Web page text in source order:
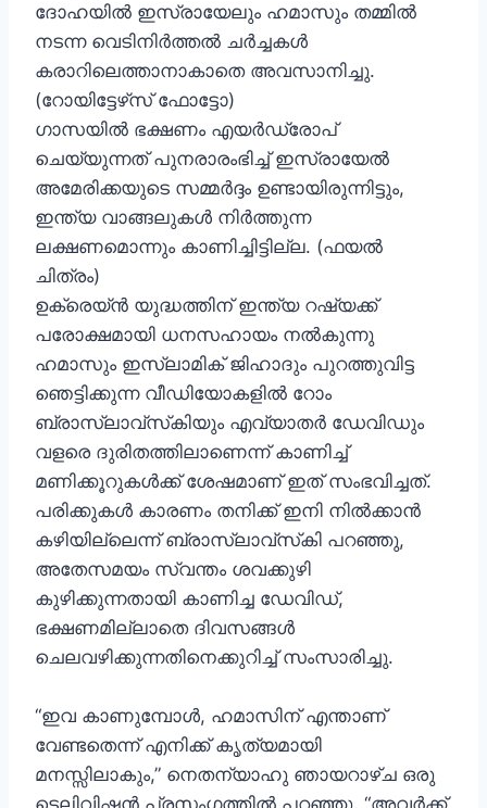
ദോഹയിൽ ഇസ്രായേലും ഹമാസും തമ്മിൽ
നടന്ന വെടിനിർത്തൽ ചർച്ചകൾ
കരാറിലെത്താനാകാതെ അവസാനിച്ചു.
(റോയിട്ടേഴ്‌സ് ഫോട്ടോ)
ഗാസയിൽ ഭക്ഷണം എയർഡ്രോപ്
ചെയ്യുന്നത് പുനരാരംഭിച്ച് ഇസ്രായേൽ
അമേരിക്കയുടെ സമ്മർദ്ദം ഉണ്ടായിരുന്നിട്ടും,
ഇന്ത്യ വാങ്ങലുകൾ നിർത്തുന്ന
ലക്ഷണമൊന്നും കാണിച്ചിട്ടില്ല. (ഫയൽ
ചിത്രം)
ഉക്രെയ്ൻ യുദ്ധത്തിന് ഇന്ത്യ റഷ്യക്ക്
പരോക്ഷമായി ധനസഹായം നൽകുന്നു
ഹമാസും ഇസ്ലാമിക് ജിഹാദും പുറത്തുവിട്ട
ഞെട്ടിക്കുന്ന വീഡിയോകളിൽ റോം
ബ്രാസ്ലാവ്‌സ്‌കിയും എവ്യാതർ ഡേവിഡും
വളരെ ദുരിതത്തിലാണെന്ന് കാണിച്ച്
മണിക്കൂറുകൾക്ക് ശേഷമാണ് ഇത് സംഭവിച്ചത്.
പരിക്കുകൾ കാരണം തനിക്ക് ഇനി നിൽക്കാൻ
കഴിയില്ലെന്ന് ബ്രാസ്ലാവ്‌സ്‌കി പറഞ്ഞു,
അതേസമയം സ്വന്തം ശവക്കുഴി
കുഴിക്കുന്നതായി കാണിച്ച ഡേവിഡ്,
ഭക്ഷണമില്ലാതെ ദിവസങ്ങൾ
ചെലവഴിക്കുന്നതിനെക്കുറിച്ച് സംസാരിച്ചു.
“ഇവ കാണുമ്പോൾ, ഹമാസിന് എന്താണ്
വേണ്ടതെന്ന് എനിക്ക് കൃത്യമായി
മനസ്സിലാകും,” നെതന്യാഹു ഞായറാഴ്ച ഒരു